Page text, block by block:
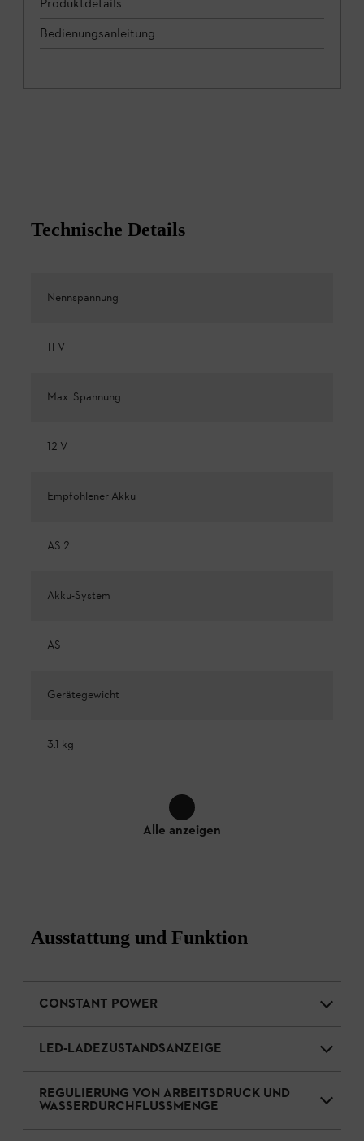
Produktdetails
Bedienungsanleitung
Technische Details
Nennspannung
11 V
Max. Spannung
12 V
Empfohlener Akku
AS 2
Akku-System
AS
Gerätegewicht
3.1 kg
Alle anzeigen
Ausstattung und Funktion
CONSTANT POWER
LED-LADEZUSTANDSANZEIGE
REGULIERUNG VON ARBEITSDRUCK UND
WASSERDURCHFLUSSMENGE